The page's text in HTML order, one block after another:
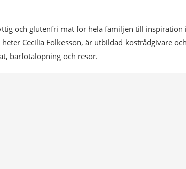
och glutenfri mat för hela familjen till
Cecilia Folkesson, är utbildad kostrådgivare
barfotalöpning och resor.